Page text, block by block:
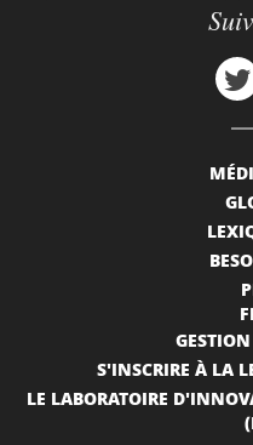
S'INSCRIRE À LA
LE LABORATOIRE